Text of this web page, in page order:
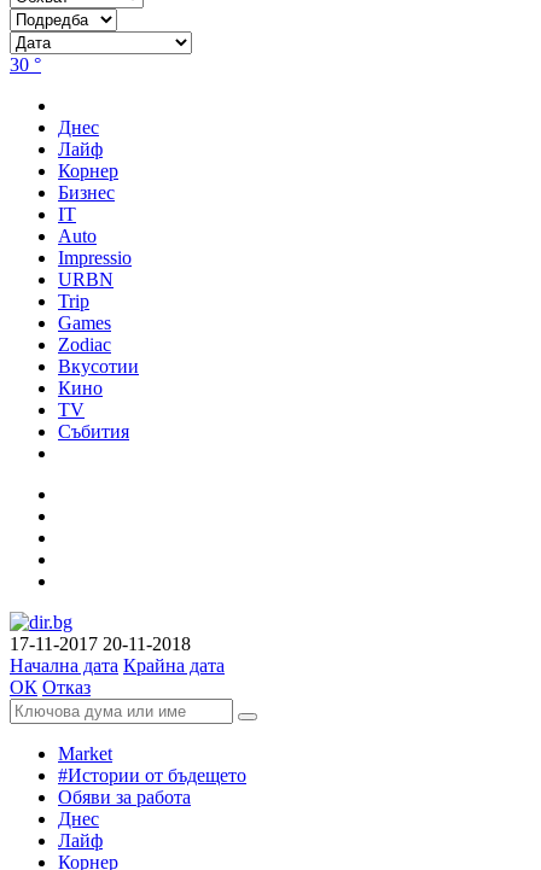
30 °
Днес
Лайф
Корнер
Бизнес
IT
Auto
Impressio
URBN
Trip
Games
Zodiac
Вкусотии
Кино
TV
Събития
17-11-2017 20-11-2018
Начална дата Крайна дата
ОК Отказ
Market
#Истории от бъдещето
Обяви за работа
Днес
Лайф
Корнер